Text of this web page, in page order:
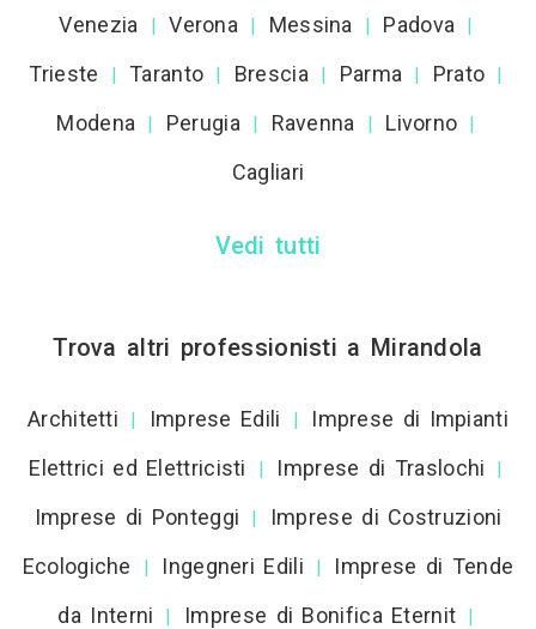
Venezia | Verona | Messina | Padova |
Trieste | Taranto | Brescia | Parma | Prato |
Modena | Perugia | Ravenna | Livorno |
Cagliari
Vedi tutti
Trova altri professionisti a Mirandola
Architetti | Imprese Edili |
Imprese di Impianti
Elettrici ed Elettricisti
| Imprese di Traslochi |
Imprese di Ponteggi |
Imprese di Costruzioni
Ecologiche
| Ingegneri Edili |
Imprese di Tende
da Interni
| Imprese di Bonifica Eternit |